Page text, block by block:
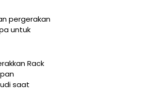
pergerakan
untuk
Rack
saat